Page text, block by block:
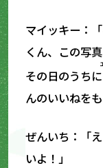
マイッキー：
くん、この写
その日のうちに
んのいいねを
ぜんいち：「え
いよ！」